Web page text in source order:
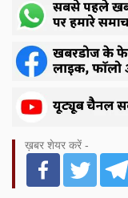
ख़बर शेयर करें -